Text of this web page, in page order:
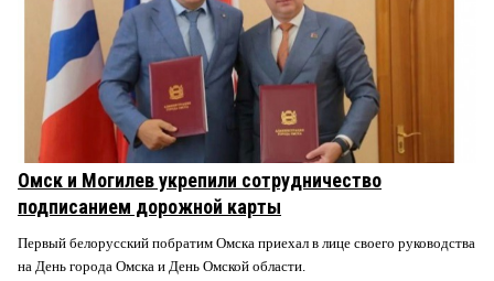
Омск и Могилев укрепили сотрудничество
подписанием дорожной карты
Первый белорусский побратим Омска приехал в лице своего руководства
на День города Омска и День Омской области.